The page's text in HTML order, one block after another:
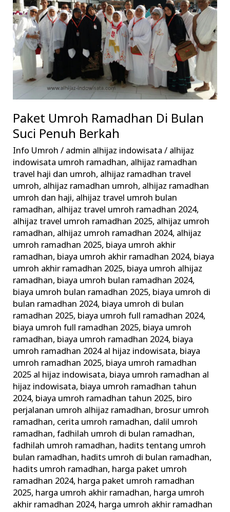
Paket Umroh Ramadhan Di Bulan
Suci Penuh Berkah
Info Umroh / admin alhijaz indowisata/ alhijaz
indowisata umroh ramadhan, alhijaz ramadhan
travel haji dan umroh, alhijaz ramadhan travel
umroh, alhijaz ramadhan umroh, alhijaz ramadhan
umroh dan haji, alhijaz travel umroh bulan
ramadhan, alhijaz travel umroh ramadhan 2024,
alhijaz travel umroh ramadhan 2025, alhijaz umroh
ramadhan, alhijaz umroh ramadhan 2024, alhijaz
umroh ramadhan 2025, biaya umroh akhir
ramadhan, biaya umroh akhir ramadhan 2024, biaya
umroh akhir ramadhan 2025, biaya umroh alhijaz
ramadhan, biaya umroh bulan ramadhan 2024,
biaya umroh bulan ramadhan 2025, biaya umroh di
bulan ramadhan 2024, biaya umroh di bulan
ramadhan 2025, biaya umroh full ramadhan 2024,
biaya umroh full ramadhan 2025, biaya umroh
ramadhan, biaya umroh ramadhan 2024, biaya
umroh ramadhan 2024 al hijaz indowisata, biaya
umroh ramadhan 2025, biaya umroh ramadhan
2025 al hijaz indowisata, biaya umroh ramadhan al
hijaz indowisata, biaya umroh ramadhan tahun
2024, biaya umroh ramadhan tahun 2025, biro
perjalanan umroh alhijaz ramadhan, brosur umroh
ramadhan, cerita umroh ramadhan, dalil umroh
ramadhan,fadhilah umroh di bulan ramadhan,
fadhilah umroh ramadhan, hadits tentang umroh
bulan ramadhan, hadits umroh di bulan ramadhan,
hadits umroh ramadhan, harga paket umroh
ramadhan 2024, harga paket umroh ramadhan
2025, harga umroh akhir ramadhan, harga umroh
akhir ramadhan 2024, harga umroh akhir ramadhan
Bulan
Suci
Penuh
Berkah